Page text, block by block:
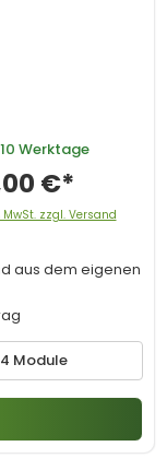
4 Module
10 Werktage
€*
MwSt. zzgl. Versand
aus dem eigenen